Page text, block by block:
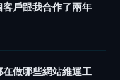
戶跟我合作了兩年
做哪些網站維運工